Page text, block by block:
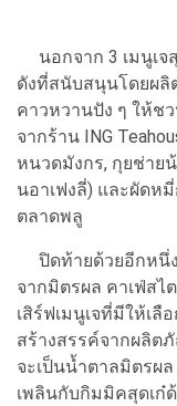
นอกจาก 3 เมนูเจ
ดังที่สนับสนุนโดยผลิ
คาวหวานปัง ๆ ให้ช
จากร้าน ING
หนวดมังกร, กุยช่าย
นอาเฟงลี่) และผัดห
ตลาดพลู
ปิดท้ายด้วยอีกหนึ่ง
จากมิตรผล คาเฟ่ส
เสิร์ฟเมนูเจที่มีให้เ
สร้างสรรค์จากผลิต
จะเป็นน้ำตาลมิตรผ
เพลินกับกิมมิคสุดเก๋